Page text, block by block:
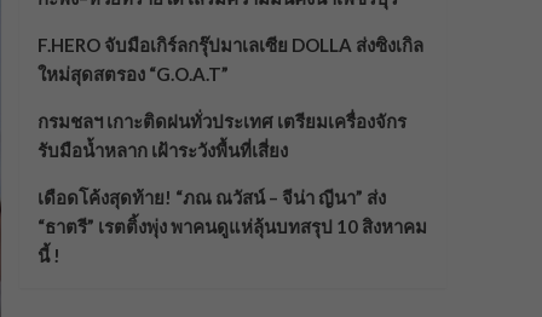
F.HERO จับมือเกิร์ลกรุ๊ปมาเลเซีย DOLLA ส่งซิงเกิล
ใหม่สุดสตรอง “G.O.A.T”
กรมชลฯ เกาะติดฝนทั่วประเทศ เตรียมเครื่องจักร
รับมือน้ำหลาก เฝ้าระวังพื้นที่เสี่ยง
เดือดโค้งสุดท้าย! “ภณ ณวัสน์ – จีน่า ญีนา” ส่ง
“ธาตรี” เรตติ้งพุ่ง พาคนดูแห่ลุ้นบทสรุป 10 สิงหาคม
นี้ !